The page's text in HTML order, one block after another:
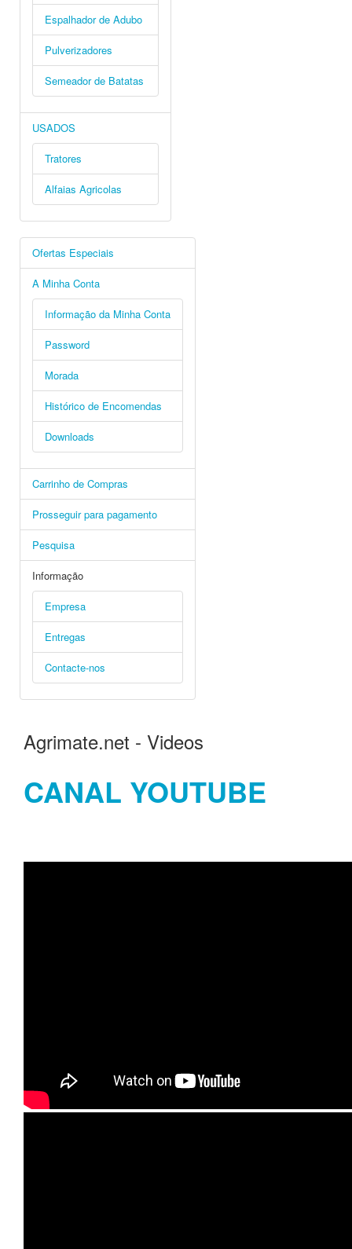
Espalhador de Adubo
Pulverizadores
Semeador de Batatas
USADOS
Tratores
Alfaias Agricolas
Ofertas Especiais
A Minha Conta
Informação da Minha Conta
Password
Morada
Histórico de Encomendas
Downloads
Carrinho de Compras
Prosseguir para pagamento
Pesquisa
Informação
Empresa
Entregas
Contacte-nos
Agrimate.net - Videos
CANAL YOUTUBE